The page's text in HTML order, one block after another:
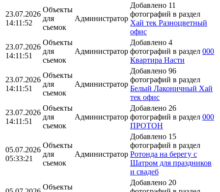
23.07.2026
14:11:52
Объекты
для
съемок
Администратор
Добавлено 11
фотографий в раздел
Хай тек Разноцветный
офис
23.07.2026
14:11:51
Объекты
для
съемок
Администратор
Добавлено 4
фотографий в раздел 000
Квартира Насти
23.07.2026
14:11:51
Объекты
для
съемок
Администратор
Добавлено 96
фотографий в раздел
Белый Лаконичный Хай
тек офис
23.07.2026
14:11:51
Объекты
для
съемок
Администратор
Добавлено 26
фотографий в раздел 000
ПРОТОН
05.07.2026
05:33:21
Объекты
для
съемок
Администратор
Добавлено 15
фотографий в раздел
Ротонда на берегу с
Шатром для праздников
и свадеб
Объекты
Добавлено 20